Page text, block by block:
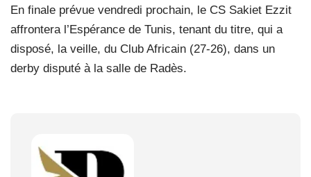
En finale prévue vendredi prochain, le CS Sakiet Ezzit
affrontera l’Espérance de Tunis, tenant du titre, qui a
disposé, la veille, du Club Africain (27-26), dans un
derby disputé à la salle de Radès.